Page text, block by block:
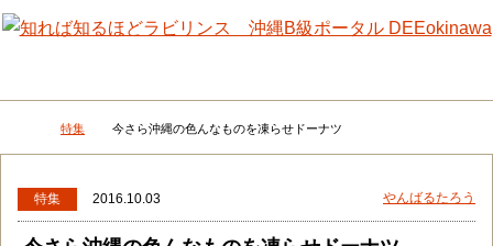
メニュー 検
DEEokinawaトップ
特集 今さら沖縄の色んなものを凍らせドーナツ
特集 2016.10.03 やんばるたろう